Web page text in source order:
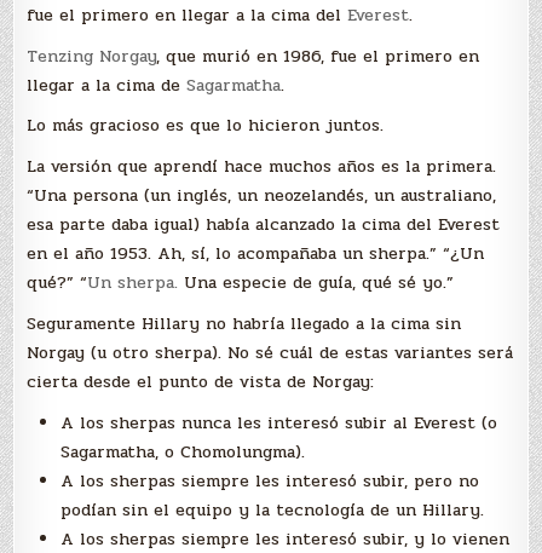
fue el primero en llegar a la cima delEverest.
Tenzing Norgay, que murió en 1986, fue el primero en
llegar a la cima deSagarmatha.
Lo más gracioso es que lo hicieron juntos.
La versión que aprendí hace muchos años es la primera.
“Una persona (un inglés, un neozelandés, un australiano,
esa parte daba igual) había alcanzado la cima del Everest
en el año 1953. Ah, sí, lo acompañaba un sherpa.” “¿Un
qué?” “Un sherpa. Una especie de guía, qué sé yo.”
Seguramente Hillary no habría llegado a la cima sin
Norgay (u otro sherpa). No sé cuál de estas variantes será
cierta desde el punto de vista de Norgay:
A los sherpas nunca les interesó subir al Everest (o
Sagarmatha, o Chomolungma).
A los sherpas siempre les interesó subir, pero no
podían sin el equipo y la tecnología de un Hillary.
A los sherpas siempre les interesó subir, y lo vienen